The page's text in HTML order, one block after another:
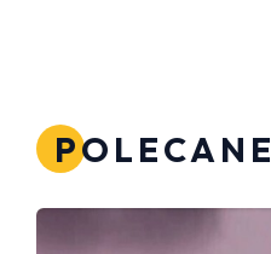
POLECANE